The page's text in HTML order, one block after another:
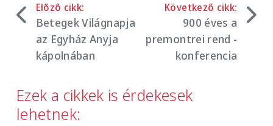
Előző cikk:
Betegek Világnapja
az Egyház Anyja
kápolnában
Következő cikk:
900 éves a
premontrei rend -
konferencia
Ezek a cikkek is érdekesek
lehetnek: